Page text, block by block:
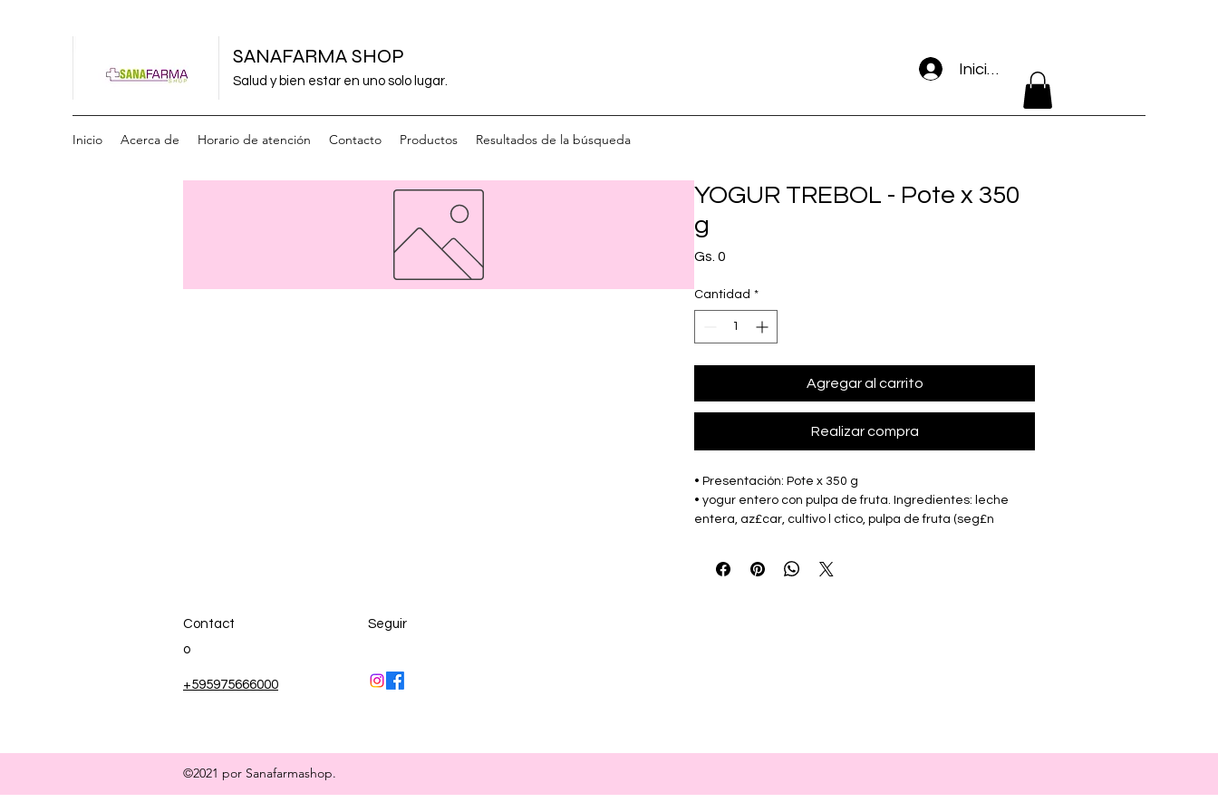
SANAFARMA SHOP
Salud y bien estar en uno solo lugar.
Inicio Acerca de Horario de atención Contacto Productos Resultados de la búsqueda
Iniciar sesión
YOGUR TREBOL - Pote x 350
g
Gs. 0
Cantidad *
Agregar al carrito
Realizar compra
• Presentación: Pote x 350 g
• yogur entero con pulpa de fruta. Ingredientes: leche
entera, az£car, cultivo l ctico, pulpa de fruta (seg£n
prote¡nas 3.2 g, grasas totales 2.8 g, grasas saturadas 2
Contact
o
+595975666000
Seguir
©2021 por Sanafarmashop.